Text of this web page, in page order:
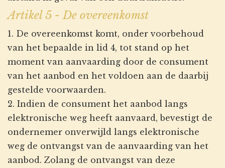
Artikel 5 - De overeenkomst
1. De overeenkomst komt, onder voorbehoud
van het bepaalde in lid 4, tot stand op het
moment van aanvaarding door de consument
van het aanbod en het voldoen aan de daarbij
gestelde voorwaarden.
2. Indien de consument het aanbod langs
elektronische weg heeft aanvaard, bevestigt de
ondernemer onverwijld langs elektronische
weg de ontvangst van de aanvaarding van het
aanbod. Zolang de ontvangst van deze